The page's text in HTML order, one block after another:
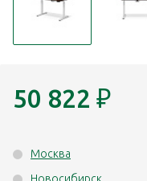
50 822 ₽
Москва
Новосибирск